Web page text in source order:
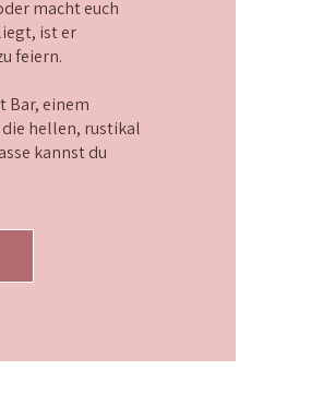
macht euch
ist er
feiern.
Bar, einem
hellen, rustikal
kannst du